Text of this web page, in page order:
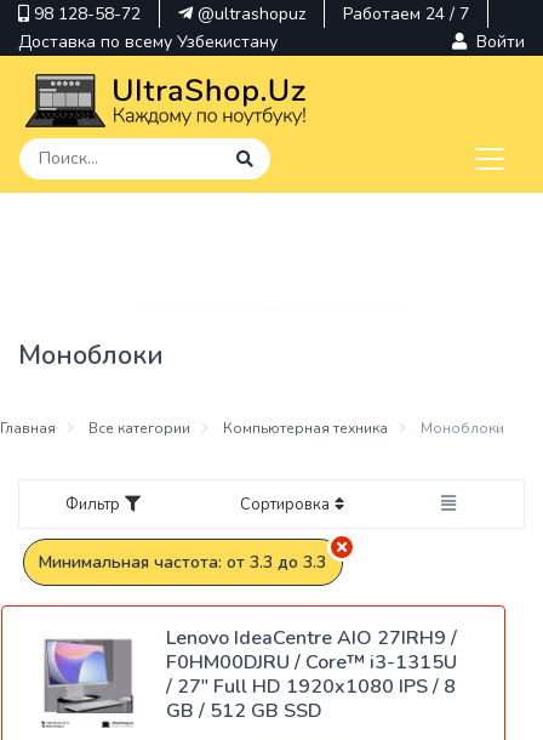
98 128-58-72 @ultrashopuz
Работаем 24 / 7
Доставка по всему Узбекистану
Войти
Hp
Моноблоки
Главная Все категории Компьютерная техника Моноблоки
Фильтр Сортировка
Минимальная частота: от 3.3 до 3.3
Lenovo IdeaCentre AIO 27IRH9 /
F0HM00DJRU / Core™ i3-1315U
/ 27" Full HD 1920x1080 IPS / 8
GB / 512 GB SSD